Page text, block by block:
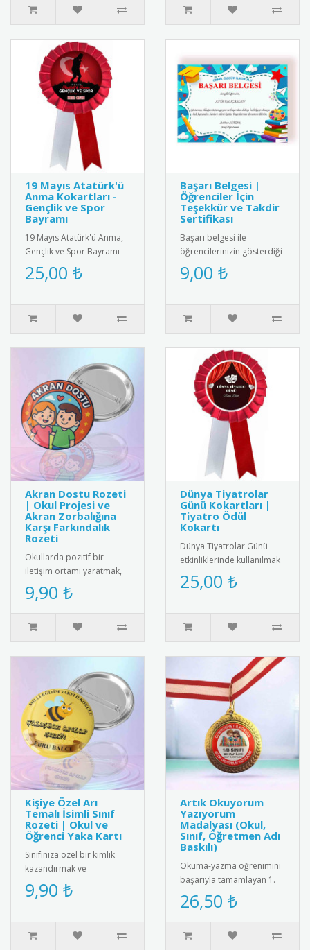
19 Mayıs Atatürk'ü
Anma Kokartları -
Gençlik ve Spor
Bayramı
19 Mayıs Atatürk'ü Anma,
Gençlik ve Spor Bayramı
için özel tasarım kokart
seti. Yüksek kaliteli meta..
25,00 ₺
Başarı Belgesi |
Öğrenciler İçin
Teşekkür ve Takdir
Sertifikası
Başarı belgesi ile
öğrencilerinizin gösterdiği
gayreti ve başarıyı
ödüllendirin. Eğitimde
9,00 ₺
Akran Dostu Rozeti
| Okul Projesi ve
Akran Zorbalığına
Karşı Farkındalık
Rozeti
Okullarda pozitif bir
iletişim ortamı yaratmak,
arkadaşlık bağlarını
güçlendirmek ve akran
zorbalığı..
9,90 ₺
Dünya Tiyatrolar
Günü Kokartları |
Tiyatro Ödül
Kokartı
Dünya Tiyatrolar Günü
etkinliklerinde kullanılmak
üzere özel tasarım tiyatro
kokartları. Bu şık koka..
25,00 ₺
Kişiye Özel Arı
Temalı İsimli Sınıf
Rozeti | Okul ve
Öğrenci Yaka Kartı
Sınıfınıza özel bir kimlik
kazandırmak ve
öğrencilerinizi motive
etmek için harika bir yol!
9,90 ₺
Artık Okuyorum
Yazıyorum
Madalyası (Okul,
Sınıf, Öğretmen Adı
Baskılı)
Okuma-yazma öğrenimini
başarıyla tamamlayan 1.
sınıf öğrencilerini tebrik
etmek için tasarlanmış
öze..
26,50 ₺